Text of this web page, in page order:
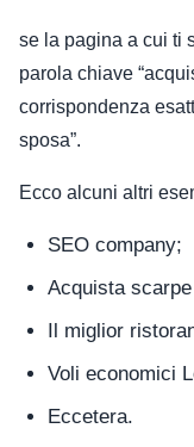
se la pagina a cui ti
parola chiave
corrispondenza
sposa”.
Ecco alcuni altri
SEO company;
Acquista
Il miglior
Voli economici
Eccetera.